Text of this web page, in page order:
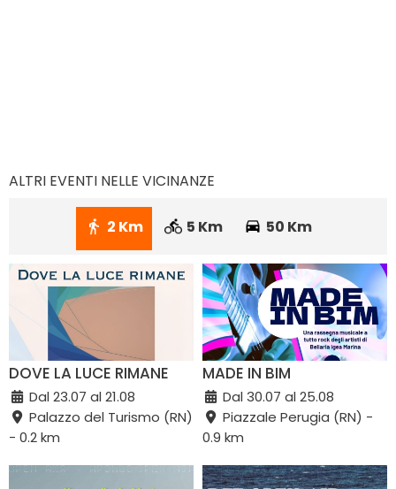
ALTRI EVENTI NELLE VICINANZE
2 Km 5 Km 50 Km
DOVE LA LUCE RIMANE
Dal 23.07 al 21.08
Palazzo del Turismo (RN)
- 0.2 km
MADE IN BIM
Dal 30.07 al 25.08
Piazzale Perugia (RN) -
0.9 km